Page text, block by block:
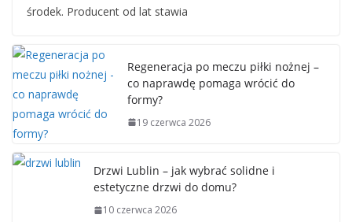
środek. Producent od lat stawia
Regeneracja po meczu piłki nożnej –
co naprawdę pomaga wrócić do
formy?
19 czerwca 2026
Drzwi Lublin – jak wybrać solidne i
estetyczne drzwi do domu?
10 czerwca 2026